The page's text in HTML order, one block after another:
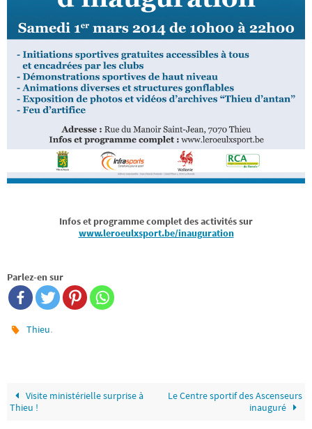
Infos et programme complet des activités sur
www.leroeulxsport.be/inauguration
Parlez-en sur
Thieu.
Visite ministérielle surprise à
Thieu !
Le Centre sportif des Ascenseurs
inauguré